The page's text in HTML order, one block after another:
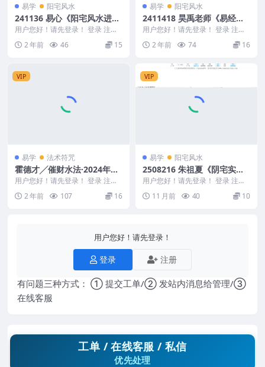
易学 阳宅风水
241136 易心《阳宅风水进阶
班》15集
用户您好！请先登录！ 登录 注册
易心《阳宅风水进阶班》15集 241
136 0...
2 年前 46 15
易学 阳宅风水
2411418 昊禹老师《易经风
水》20集
用户您好！请先登录！ 登录 注册
昊禹老师《易经风水》20集 2411
418 0...
2 年前 74 16
VIP
易学 法术符咒
霍德才╱催财水法·2024年布
局手册.pdf
用户您好！请先登录！ 登录 注册
霍德才╱催财水法·2024年布局手
册.pdf ...
2 年前 107 16
VIP
易学 阳宅风水
2508216 朱祖夏《阴宅实用
风水讲义》192页
用户您好！请先登录！ 登录 注册
朱祖夏《阴宅实用风水讲义》192
页 25082...
11 月前 40 10
用户您好！请先登录！
登录 注册
有问题三种方式： ① 提交工单/② 发站内消息给管理/③
在线客服
工单 / 在线客服 / 私信
优先处理